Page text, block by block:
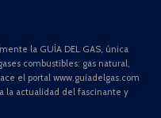
la GUÍA DEL GAS, única
combustibles: gas natural,
el portal www.guiadelgas.com
la actualidad del fascinante y